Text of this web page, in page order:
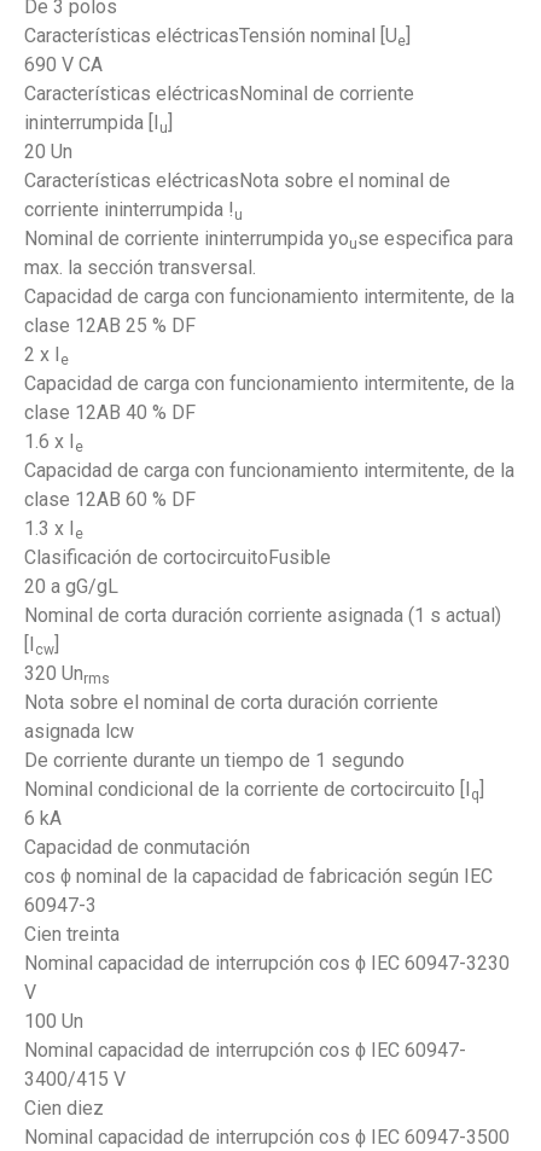
De 3 polos
Características eléctricasTensión nominal [Ue
690 V CA
Características eléctricasNominal de corriente
ininterrumpida [I
u
20 Un
Características eléctricasNota sobre el nominal de
corriente ininterrumpida ! u
Nominal de corriente ininterrumpida youse especifica para
max. la sección transversal.
Capacidad de carga con funcionamiento intermitente, de la
clase 12AB 25 % DF
2 x I
e
Capacidad de carga con funcionamiento intermitente, de la
clase 12AB 40 % DF
1.6 x I
e
Capacidad de carga con funcionamiento intermitente, de la
clase 12AB 60 % DF
1.3 x I
e
Clasificación de cortocircuitoFusible
20 a gG/gL
Nominal de corta duración corriente asignada (1 s actual)
cw
320 Unrms
Nota sobre el nominal de corta duración corriente
asignada lcw
De corriente durante un tiempo de 1 segundo
Nominal condicional de la corriente de cortocircuito [I
q
6 kA
Capacidad de conmutación
cos ϕ nominal de la capacidad de fabricación según IEC
60947-3
Cien treinta
Nominal capacidad de interrupción cos ϕ IEC 60947-3230
V
100 Un
Nominal capacidad de interrupción cos ϕ IEC 60947-
3400/415 V
Cien diez
Nominal capacidad de interrupción cos ϕ IEC 60947-3500